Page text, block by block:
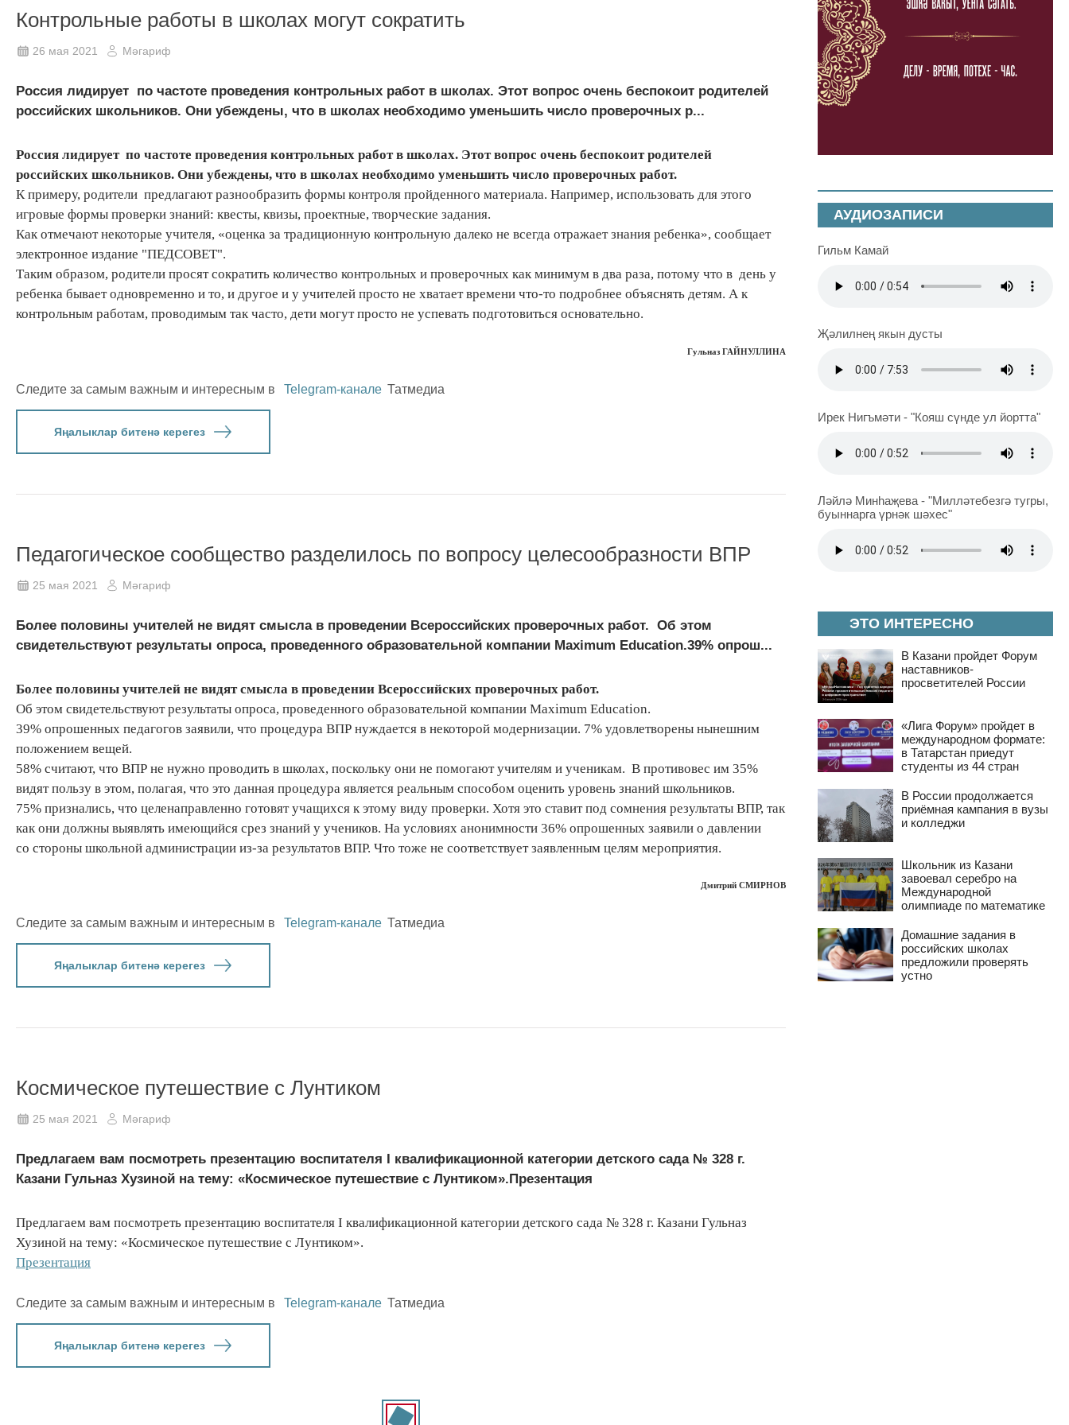
Контрольные работы в школах могут сократить
26 мая 2021 Мәгариф
Россия лидирует по частоте проведения контрольных работ в школах. Этот вопрос очень беспокоит родителей
российских школьников. Они убеждены, что в школах необходимо уменьшить число проверочных р...
Россия лидирует по частоте проведения контрольных работ в школах. Этот вопрос очень беспокоит родителей
российских школьников. Они убеждены, что в школах необходимо уменьшить число проверочных работ.
К примеру, родители предлагают разнообразить формы контроля пройденного материала. Например, использовать для этого
игровые формы проверки знаний: квесты, квизы, проектные, творческие задания.
Как отмечают некоторые учителя, «оценка за традиционную контрольную далеко не всегда отражает знания ребенка», сообщает
электронное издание "ПЕДСОВЕТ".
Таким образом, родители просят сократить количество контрольных и проверочных как минимум в два раза, потому что в день у
ребенка бывает одновременно и то, и другое и у учителей просто не хватает времени что-то подробнее объяснять детям. А к
контрольным работам, проводимым так часто, дети могут просто не успевать подготовиться основательно.
Гульназ ГАЙНУЛЛИНА
Следите за самым важным и интересным в Telegram-канале Татмедиа
Яңалыклар битенә керегез
Педагогическое сообщество разделилось по вопросу целесообразности ВПР
25 мая 2021 Мәгариф
Более половины учителей не видят смысла в проведении Всероссийских проверочных работ. Об этом
свидетельствуют результаты опроса, проведенного образовательной компании Maximum Education.39% опрош...
Более половины учителей не видят смысла в проведении Всероссийских проверочных работ.
Об этом свидетельствуют результаты опроса, проведенного образовательной компании Maximum Education.
39% опрошенных педагогов заявили, что процедура ВПР нуждается в некоторой модернизации. 7% удовлетворены нынешним
положением вещей.
58% считают, что ВПР не нужно проводить в школах, поскольку они не помогают учителям и ученикам. В противовес им 35%
видят пользу в этом, полагая, что это данная процедура является реальным способом оценить уровень знаний школьников.
75% признались, что целенаправленно готовят учащихся к этому виду проверки. Хотя это ставит под сомнения результаты ВПР, так
как они должны выявлять имеющийся срез знаний у учеников. На условиях анонимности 36% опрошенных заявили о давлении
со стороны школьной администрации из-за результатов ВПР. Что тоже не соответствует заявленным целям мероприятия.
Дмитрий СМИРНОВ
Следите за самым важным и интересным в Telegram-канале Татмедиа
Яңалыклар битенә керегез
Космическое путешествие с Лунтиком
25 мая 2021 Мәгариф
Предлагаем вам посмотреть презентацию воспитателя I квалификационной категории детского сада № 328 г.
Казани Гульназ Хузиной на тему: «Космическое путешествие с Лунтиком».Презентация
Предлагаем вам посмотреть презентацию воспитателя I квалификационной категории детского сада № 328 г. Казани Гульназ
Хузиной на тему: «Космическое путешествие с Лунтиком».
Презентация
Следите за самым важным и интересным в Telegram-канале Татмедиа
Яңалыклар битенә керегез
ЭТО ИНТЕРЕСНО
В Казани пройдет Форум
наставников-
просветителей России
«Лига Форум» пройдет в
международном формате:
в Татарстан приедут
студенты из 44 стран
В России продолжается
приёмная кампания в вузы
и колледжи
Школьник из Казани
завоевал серебро на
Международной
олимпиаде по математике
Домашние задания в
российских школах
предложили проверять
устно
АУДИОЗАПИСИ
Гильм Камай
Җәлилнең якын дусты
Ирек Нигъмәти - "Кояш сүнде ул йортта"
Ләйлә Минһаҗева - "Милләтебезгә тугры,
буыннарга үрнәк шәхес"